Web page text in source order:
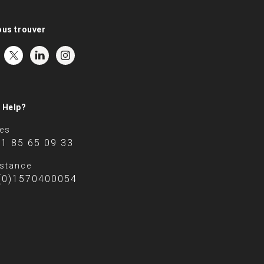
trouver
Help?
85 65 09 33